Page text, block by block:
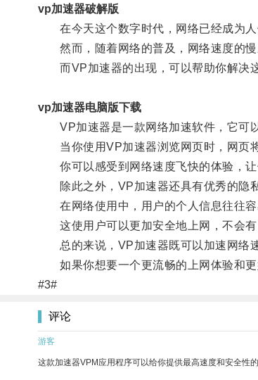
vp加速器破解版
在今天这个数字时代，网络已经成为人
然而，随着网络的普及，网络速度的慢
而VP加速器的出现，可以帮助你解决这
vp加速器电脑版下载
VP加速器是一款网络加速软件，它可以
当你使用VP加速器浏览网页时，网页将
你可以感受到网络速度飞快的体验，让
除此之外，VP加速器还具有优秀的隐私
在网络使用中，用户的个人信息往往容
这使用户可以更加安全地上网，不会有
总的来说，VP加速器既可以加速网络速
如果你想要一个更流畅的上网体验和更
#3#
评论
游客
这款加速器VPM应用程序可以给你提供最高速度和安全性